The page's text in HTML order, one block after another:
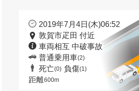
2019年7月4日(木)06:52
敦賀市疋田 付近
車両相互 中破事故
普通乗用車(2)
死亡(0) 負傷(1)
距離600m